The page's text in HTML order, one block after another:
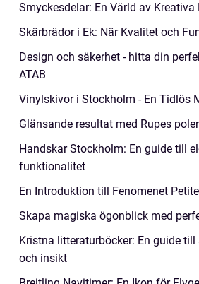
Smyckesdelar: En Värld av
Skärbrädor i Ek: När Kvalitet och
Design och säkerhet - hitta din
ATAB
Vinylskivor i Stockholm - En Tidlös
Glänsande resultat med Rupes
Handskar Stockholm: En guide till
funktionalitet
En Introduktion till Fenomenet
Skapa magiska ögonblick med
Kristna litteraturböcker: En guide
och insikt